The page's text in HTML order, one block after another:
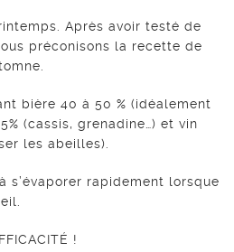
Après avoir testé de
préconisons la recette de
bière 40 à 50 % (idéalement
(cassis, grenadine…) et vin
les abeilles).
s’évaporer rapidement lorsque
!